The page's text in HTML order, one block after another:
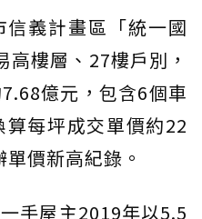
義計畫區「統一國
樓層、27樓戶別，
億元，包含6個車
每坪成交單價約22
價新高紀錄。
手屋主2019年以5.5